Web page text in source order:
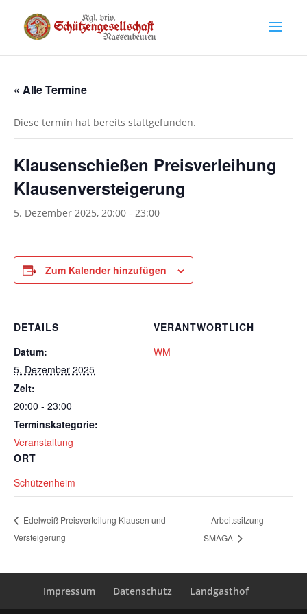
« Alle Termine
Diese termin hat bereits stattgefunden.
Klausenschießen Preisverleihung
Klausenversteigerung
5. Dezember 2025, 20:00 - 23:00
Zum Kalender hinzufügen
DETAILS
Datum:
5. Dezember 2025
Zeit:
20:00 - 23:00
Terminskategorie:
Veranstaltung
ORT
Schützenheim
VERANTWORTLICH
WM
Edelweiß Preisverteilung Klausen und
Versteigerung
Arbeitssitzung
SMAGA
Impressum Datenschutz Landgasthof